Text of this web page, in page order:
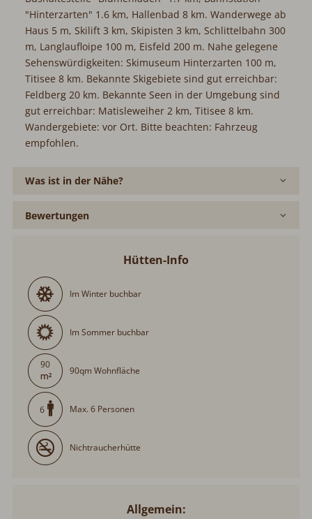
"Hinterzarten" 1.6 km, Hallenbad 8 km. Wanderwege ab
Haus 5 m, Skilift 3 km, Skipisten 3 km, Schlittelbahn 300
m, Langlaufloipe 100 m, Eisfeld 200 m. Nahe gelegene
Sehenswürdigkeiten: Skimuseum Hinterzarten 100 m,
Titisee 8 km. Bekannte Skigebiete sind gut erreichbar:
Feldberg 20 km. Bekannte Seen in der Umgebung sind
gut erreichbar: Matisleweiher 2 km, Titisee 8 km.
Wandergebiete: vor Ort. Bitte beachten: Fahrzeug
empfohlen.
Was ist in der Nähe?
Bewertungen
Hütten-Info
Im Winter buchbar
Im Sommer buchbar
90
90qm Wohnfläche
6 Max. 6 Personen
Nichtraucherhütte
Allgemein: